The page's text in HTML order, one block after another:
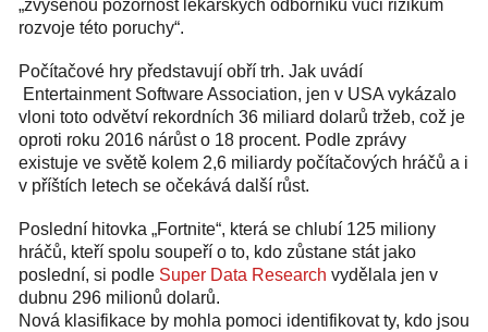
„zvýšenou pozornost lékařských odborníků vůči rizikům
rozvoje této poruchy“.
Počítačové hry představují obří trh. Jak uvádí
Entertainment Software Association, jen v USA vykázalo
vloni toto odvětví rekordních 36 miliard dolarů tržeb, což je
oproti roku 2016 nárůst o 18 procent. Podle zprávy
existuje ve světě kolem 2,6 miliardy počítačových hráčů a i
v příštích letech se očekává další růst.
Poslední hitovka „Fortnite“, která se chlubí 125 miliony
hráčů, kteří spolu soupeří o to, kdo zůstane stát jako
poslední, si podle Super Data Research vydělala jen v
dubnu 296 milionů dolarů.
Nová klasifikace by mohla pomoci identifikovat ty, kdo jsou